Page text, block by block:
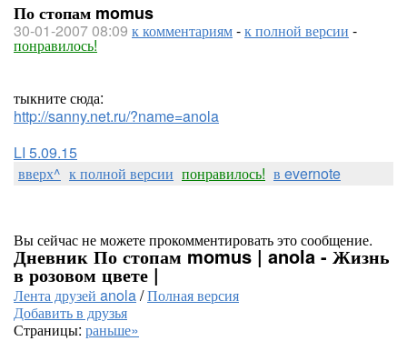
По стопам momus
30-01-2007 08:09 к комментариям-к полной версии -
понравилось!
тыкните сюда:
http://sanny.net.ru/?name=anola
LI 5.09.15
вверх^ к полной версии понравилось! в evernote
Вы сейчас не можете прокомментировать это сообщение.
Дневник По стопам momus | anola - Жизнь
в розовом цвете |
Лента друзей anola/Полная версия
Добавить в друзья
Страницы: раньше»